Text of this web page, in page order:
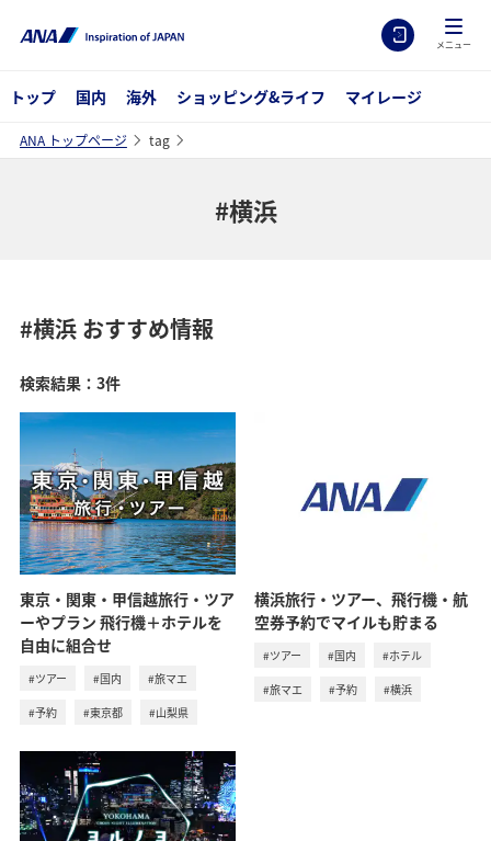
メニュー
トップ 国内 海外 ショッピング&ライフ マイレージ
ANA トップページ tag
#横浜
#横浜おすすめ情報
検索結果：3件
東京・関東・甲信越旅行・ツア
ーやプラン 飛行機＋ホテルを
自由に組合せ
#ツアー #国内 #旅マエ
#予約 #東京都 #山梨県
横浜旅行・ツアー、飛行機・航
空券予約でマイルも貯まる
#ツアー #国内 #ホテル
#旅マエ #予約 #横浜